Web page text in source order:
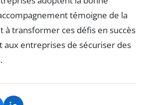
témoigne de la
à transformer ces défis en succès
entreprises de sécuriser des